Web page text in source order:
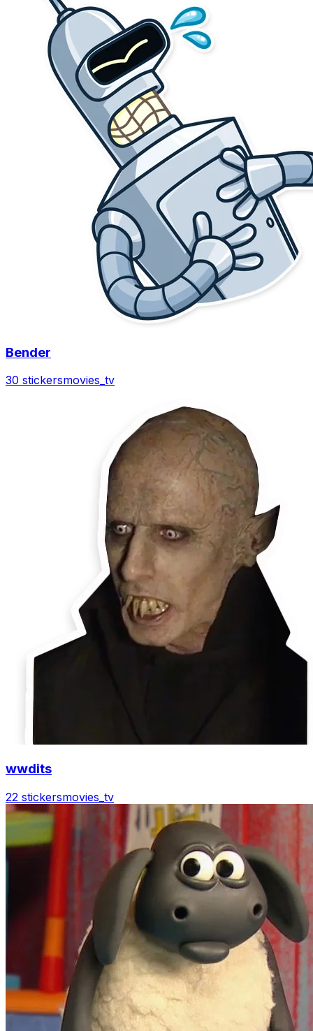
Bender
30 stickersmovies_tv
wwdits
22 stickersmovies_tv